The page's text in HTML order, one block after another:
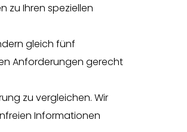
zu Ihren speziellen
gleich fünf
Anforderungen gerecht
zu vergleichen. Wir
Informationen